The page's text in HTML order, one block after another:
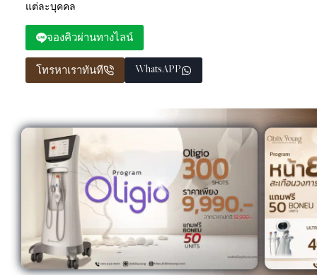
แต่ละบุคคล
จองคิวผ่านทางไลน์
โทรหาเราทันที WhatsAPP